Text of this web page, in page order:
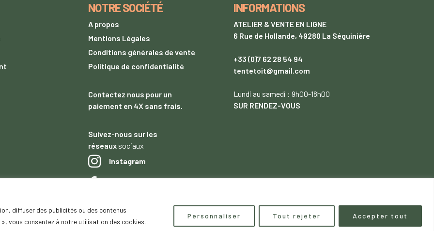
diffuser des publicités ou des contenus
vous consentez à notre utilisation des cookies.
Personnaliser Tout rejeter Accepter tout
NOTRE SOCIÉTÉ
A propos
Mentions Légales
Conditions générales de vente
Politique de confidentialité
Contactez nous pour un
paiement en 4X sans frais.
Suivez-nous sur les
réseaux sociaux
Instagram
INFORMATIONS
ATELIER & VENTE EN LIGNE
6 Rue de Hollande, 49280 La Séguinière
+33 (0)7 62 28 54 94
tentetoit@gmail.com
Lundi au samedi : 9h00-18h00
SUR RENDEZ-VOUS
© 2023saDesign.fr– Tous droits réservés –